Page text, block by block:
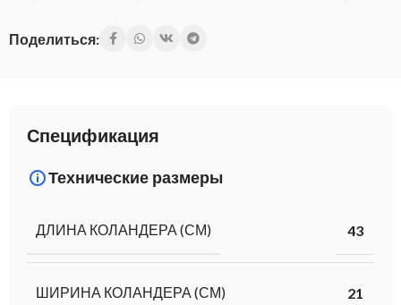
Поделиться:
Спецификация
Технические размеры
ДЛИНА КОЛАНДЕРА (СМ) 43
ШИРИНА КОЛАНДЕРА (СМ) 21